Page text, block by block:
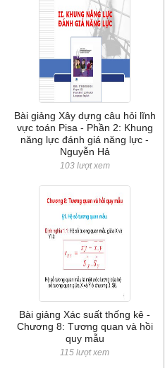
Bài giảng Xây dựng câu hỏi lĩnh
vực toán Pisa - Phần 2: Khung
năng lực đánh giá năng lực -
Nguyễn Hả
103 lượt xem
Bài giảng Xác suất thống kê -
Chương 8: Tương quan và hồi
quy mẫu
115 lượt xem